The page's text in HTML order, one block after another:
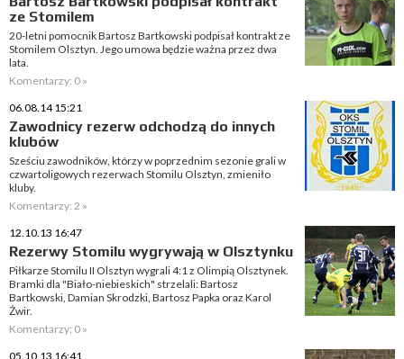
ze Stomilem
20-letni pomocnik Bartosz Bartkowski podpisał kontrakt ze
Stomilem Olsztyn. Jego umowa będzie ważna przez dwa
lata.
Komentarzy: 0 »
06.08.14 15:21
Zawodnicy rezerw odchodzą do innych
klubów
Sześciu zawodników, którzy w poprzednim sezonie grali w
czwartoligowych rezerwach Stomilu Olsztyn, zmieniło
kluby.
Komentarzy: 2 »
12.10.13 16:47
Rezerwy Stomilu wygrywają w Olsztynku
Piłkarze Stomilu II Olsztyn wygrali 4:1 z Olimpią Olsztynek.
Bramki dla "Biało-niebieskich" strzelali: Bartosz
Bartkowski, Damian Skrodzki, Bartosz Papka oraz Karol
Żwir.
Komentarzy: 0 »
05.10.13 16:41